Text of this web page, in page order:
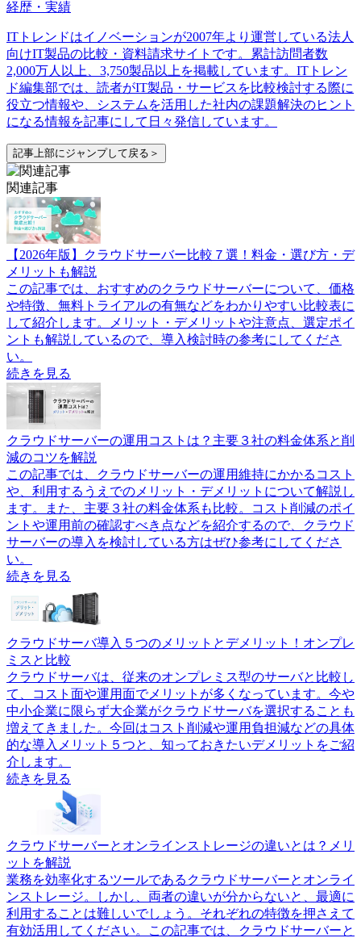
経歴・実績
ITトレンドはイノベーションが2007年より運営している法人
向けIT製品の比較・資料請求サイトです。累計訪問者数
2,000万人以上、3,750製品以上を掲載しています。ITトレン
ド編集部では、読者がIT製品・サービスを比較検討する際に
役立つ情報や、システムを活用した社内の課題解決のヒント
になる情報を記事にして日々発信しています。
記事上部にジャンプして戻る＞
関連記事
【2026年版】クラウドサーバー比較７選！料金・選び方・デ
メリットも解説
この記事では、おすすめのクラウドサーバーについて、価格
や特徴、無料トライアルの有無などをわかりやすい比較表に
して紹介します。メリット・デメリットや注意点、選定ポイ
ントも解説しているので、導入検討時の参考にしてくださ
い。
続きを見る
クラウドサーバーの運用コストは？主要３社の料金体系と削
減のコツを解説
この記事では、クラウドサーバーの運用維持にかかるコスト
や、利用するうえでのメリット・デメリットについて解説し
ます。また、主要３社の料金体系も比較。コスト削減のポイ
ントや運用前の確認すべき点などを紹介するので、クラウド
サーバーの導入を検討している方はぜひ参考にしてくださ
い。
続きを見る
クラウドサーバ導入５つのメリットとデメリット！オンプレ
ミスと比較
クラウドサーバは、従来のオンプレミス型のサーバと比較し
て、コスト面や運用面でメリットが多くなっています。今や
中小企業に限らず大企業がクラウドサーバを選択することも
増えてきました。今回はコスト削減や運用負担減などの具体
的な導入メリット５つと、知っておきたいデメリットをご紹
介します。
続きを見る
クラウドサーバーとオンラインストレージの違いとは？メリ
ットを解説
業務を効率化するツールであるクラウドサーバーとオンライ
ンストレージ。しかし、両者の違いが分からないと、最適に
利用することは難しいでしょう。それぞれの特徴を押さえて
有効活用してください。この記事では、クラウドサーバーと